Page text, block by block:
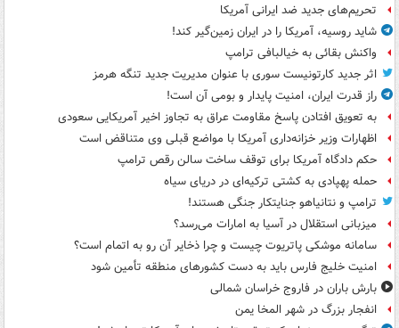
تحریم‌های جدید ضد ایرانی آمریکا
شاید روسیه، آمریکا را در ایران زمین‌گیر کند!
واکنش بقائی به خیالبافی ترامپ
اثر جدید کارتونیست سوری با عنوان مدیریت جدید تنگه هرمز
راز قدرت ایران، امنیت پایدار و بومی آن است!
به تعویق افتادن پاسخ مقاومت عراق به تجاوز اخیر آمریکایی سعودی
اظهارات وزیر خزانه‌داری آمریکا با مواضع قبلی وی متناقض است
حکم دادگاه آمریکا برای توقف ساخت سالن رقص ترامپ
حمله پهپادی به کشتی ترکیه‌ای در دریای سیاه
ترامپ و نتانیاهو جنایتکار جنگی هستند!
میزبانی استقلال در آسیا به امارات می‌رسد؟
سامانه موشکی پاتریوت چیست و چرا ذخایر آن رو به اتمام است؟
امنیت خلیج فارس باید به دست کشورهای منطقه تأمین شود
بارش باران در فاروج خراسان شمالی
انفجار بزرگ در شهر المخا یمن